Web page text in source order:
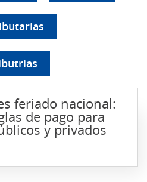
feriado nacional:
de pago para
y privados